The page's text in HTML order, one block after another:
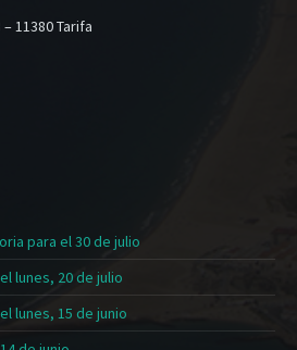
11380 Tarifa
para el 30 de julio
lunes, 20 de julio
lunes, 15 de junio